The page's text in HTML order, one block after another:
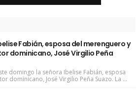
Fabián, esposa del merenguero y
dominicano, José Virgilio Peña
domingo la señora Ibelise Fabián, esposa
dominicano, José Virgilio Peña Suazo. La ...